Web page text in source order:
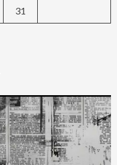
31